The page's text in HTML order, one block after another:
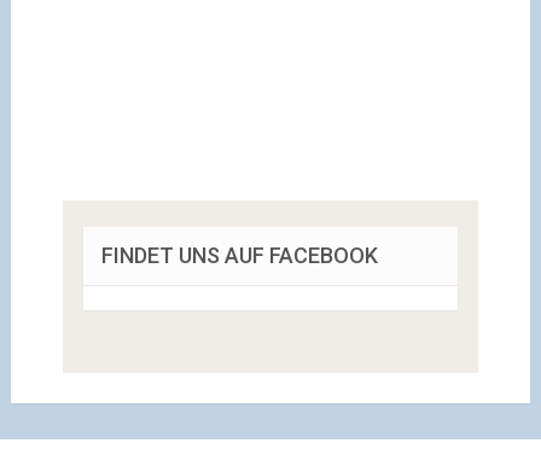
FINDET UNS AUF FACEBOOK